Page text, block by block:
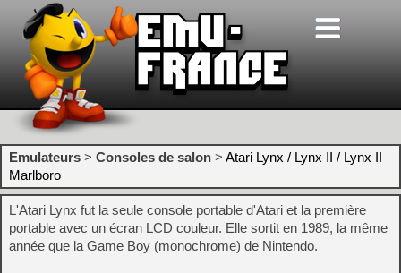
Emulateurs > Consoles de salon > Atari Lynx / Lynx II / Lynx II
Marlboro
L'Atari Lynx fut la seule console portable d'Atari et la première
portable avec un écran LCD couleur. Elle sortit en 1989, la même
année que la Game Boy (monochrome) de Nintendo.